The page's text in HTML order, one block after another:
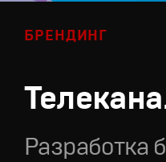
БРЕНДИНГ
Разработка